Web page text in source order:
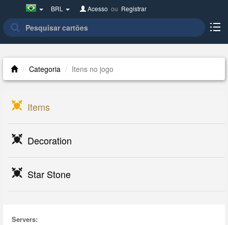
Brazil(Português)
BRL Acesso ou Registrar
Categoria Itens no jogo
Items
Decoration
Star Stone
Servers: